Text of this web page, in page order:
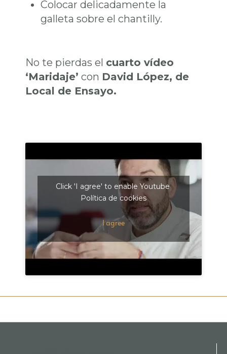
Colocar delicadamente la
galleta sobre el chantilly.
No te pierdas el cuarto vídeo
‘Maridaje’ con David López, de
Local de Ensayo.
Click 'I agree' to enable Youtube
Política de cookies
I agree